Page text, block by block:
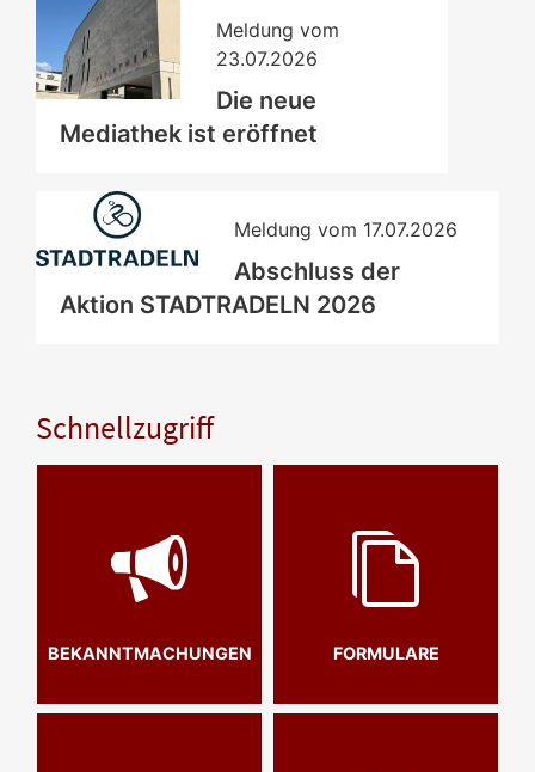
Meldung vom
23.07.2026
Die neue
Mediathek ist eröffnet
Meldung vom 17.07.2026
Abschluss der
Aktion STADTRADELN 2026
Schnellzugriff
BEKANNTMACHUNGEN FORMULARE